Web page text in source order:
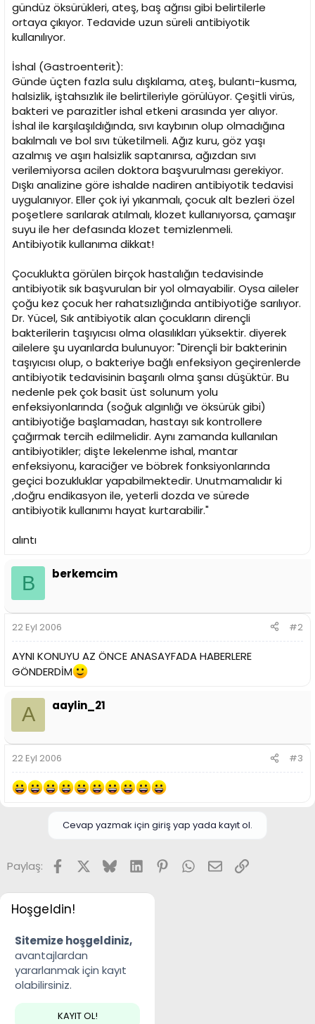
gündüz öksürükleri, ateş, baş ağrısı gibi belirtilerle
ortaya çıkıyor. Tedavide uzun süreli antibiyotik
kullanılıyor.
İshal (Gastroenterit):
Günde üçten fazla sulu dışkılama, ateş, bulantı-kusma,
halsizlik, iştahsızlık ile belirtileriyle görülüyor. Çeşitli virüs,
bakteri ve parazitler ishal etkeni arasında yer alıyor.
İshal ile karşılaşıldığında, sıvı kaybının olup olmadığına
bakılmalı ve bol sıvı tüketilmeli. Ağız kuru, göz yaşı
azalmış ve aşırı halsizlik saptanırsa, ağızdan sıvı
verilemiyorsa acilen doktora başvurulması gerekiyor.
Dışkı analizine göre ishalde nadiren antibiyotik tedavisi
uygulanıyor. Eller çok iyi yıkanmalı, çocuk alt bezleri özel
poşetlere sarılarak atılmalı, klozet kullanıyorsa, çamaşır
suyu ile her defasında klozet temizlenmeli.
Antibiyotik kullanıma dikkat!
Çocuklukta görülen birçok hastalığın tedavisinde
antibiyotik sık başvurulan bir yol olmayabilir. Oysa aileler
çoğu kez çocuk her rahatsızlığında antibiyotiğe sarılıyor.
Dr. Yücel, Sık antibiyotik alan çocukların dirençli
bakterilerin taşıyıcısı olma olasılıkları yüksektir. diyerek
ailelere şu uyarılarda bulunuyor: "Dirençli bir bakterinin
taşıyıcısı olup, o bakteriye bağlı enfeksiyon geçirenlerde
antibiyotik tedavisinin başarılı olma şansı düşüktür. Bu
nedenle pek çok basit üst solunum yolu
enfeksiyonlarında (soğuk algınlığı ve öksürük gibi)
antibiyotiğe başlamadan, hastayı sık kontrollere
çağırmak tercih edilmelidir. Aynı zamanda kullanılan
antibiyotikler; dişte lekelenme ishal, mantar
enfeksiyonu, karaciğer ve böbrek fonksiyonlarında
geçici bozukluklar yapabilmektedir. Unutmamalıdır ki
,doğru endikasyon ile, yeterli dozda ve sürede
antibiyotik kullanımı hayat kurtarabilir."
alıntı
B berkemcim
22 Eyl 2006 #2
AYNI KONUYU AZ ÖNCE ANASAYFADA HABERLERE
GÖNDERDİM
A aaylin_21
22 Eyl 2006 #3
Cevap yazmak için giriş yap yada kayıt ol.
Paylaş: FacebookBlueskyLinkedInPinterestWhatsApp
E-posta
Link
Hoşgeldin!
Sitemize hoşgeldiniz,
avantajlardan
yararlanmak için kayıt
olabilirsiniz.
KAYIT OL!